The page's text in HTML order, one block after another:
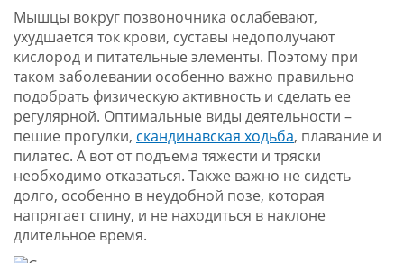
Мышцы вокруг позвоночника ослабевают,
ухудшается ток крови, суставы недополучают
кислород и питательные элементы. Поэтому при
таком заболевании особенно важно правильно
подобрать физическую активность и сделать ее
регулярной. Оптимальные виды деятельности –
пешие прогулки, скандинавская ходьба, плавание и
пилатес. А вот от подъема тяжести и тряски
необходимо отказаться. Также важно не сидеть
долго, особенно в неудобной позе, которая
напрягает спину, и не находиться в наклоне
длительное время.